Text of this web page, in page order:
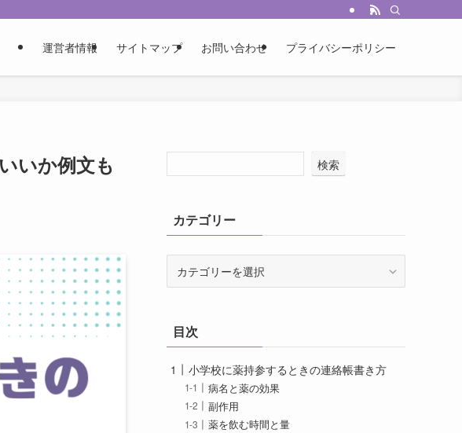
運営者情報 サイトマップ お問い合わせ プライバシーポリシー
いか例文も
検索
カテゴリー
ー目次
小学校に薬持参するときの連絡帳書き方
病名と薬の効果
副作用
薬を飲む時間と量